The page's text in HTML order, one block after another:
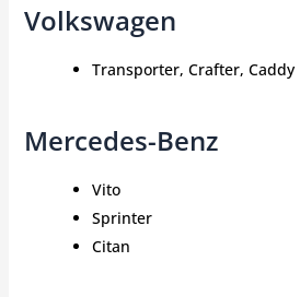
Volkswagen
Transporter, Crafter, Caddy
Mercedes-Benz
Vito
Sprinter
Citan